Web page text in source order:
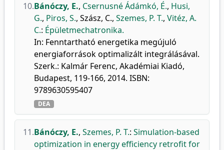
10.Bánóczy, E., Csernusné Ádámkó, É., Husi,
G., Piros, S., Szász, C., Szemes, P. T., Vitéz, A.
C.: Épületmechatronika.
In: Fenntartható energetika megújuló
energiaforrások optimalizált integrálásával.
Szerk.: Kalmár Ferenc, Akadémiai Kiadó,
Budapest, 119-166, 2014. ISBN:
9789630595407
DEA
11.Bánóczy, E., Szemes, P. T.: Simulation-based
optimization in energy efficiency retrofit for